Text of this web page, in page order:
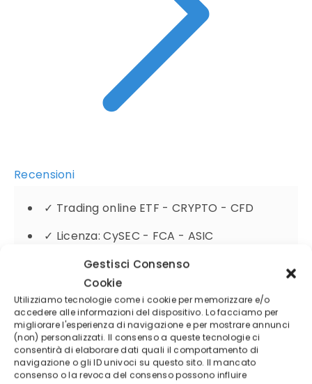
Gestisci Consenso
Cookie
Utilizziamo tecnologie come i cookie per memorizzare e/o
accedere alle informazioni del dispositivo. Lo facciamo per
migliorare l'esperienza di navigazione e per mostrare annunci
(non) personalizzati. Il consenso a queste tecnologie ci
consentirà di elaborare dati quali il comportamento di
navigazione o gli ID univoci su questo sito. Il mancato
consenso o la revoca del consenso possono influire
Recensioni
✓ Trading online ETF - CRYPTO - CFD
✓ Licenza: CySEC - FCA - ASIC
Copia i migliori trader del mondo
Il 52% dei conti degli investitori retail perde
denaro negoziando CFD con questo fornitore